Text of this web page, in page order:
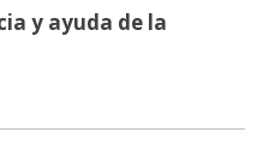
y ayuda de la